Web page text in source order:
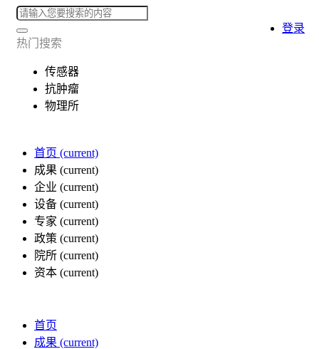
热门搜索
传感器
抗肿瘤
物理所
首页 (current)
成果 (current)
企业 (current)
设备 (current)
专家 (current)
政策 (current)
院所 (current)
资本 (current)
登录
首页
成果 (current)